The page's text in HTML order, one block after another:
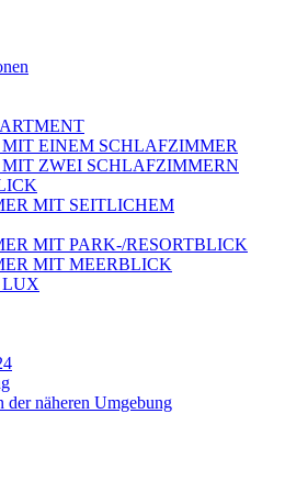
EINEM SCHLAFZIMMER
ZWEI SCHLAFZIMMERN
MIT SEITLICHEM
MIT PARK-/RESORTBLICK
MIT MEERBLICK
LUX
der näheren Umgebung